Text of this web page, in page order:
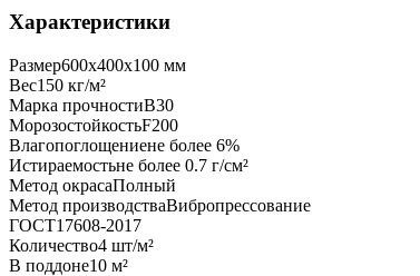
Характеристики
Размер600x400x100 мм
Вес150 кг/м²
Марка прочностиB30
МорозостойкостьF200
Влагопоглощениене более 6%
Истираемостьне более 0.7 г/см²
Метод окрасаПолный
Метод производстваВибропрессование
ГОСТ17608-2017
Количество4 шт/м²
В поддоне10 м²